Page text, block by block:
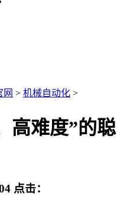
网 > 机械自动化 >
高难度”的聪
点击：